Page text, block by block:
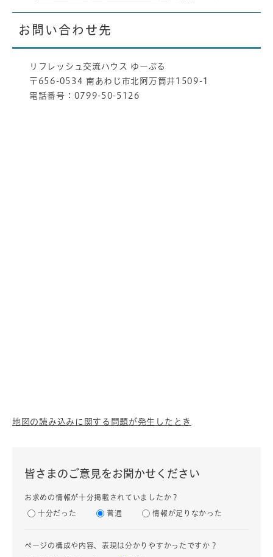
お問い合わせ先
リフレッシュ交流ハウス ゆーぷる
〒656-0534 南あわじ市北阿万筒井1509-1
電話番号：0799-50-5126
地図の読み込みに関する問題が発生したとき
皆さまのご意見をお聞かせください
お求めの情報が十分掲載されていましたか？
十分だった 普通 情報が足りなかった
ページの構成や内容、表現は分かりやすかったですか？